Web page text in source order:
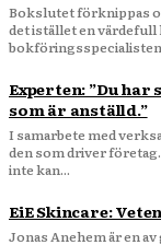
Bokslutet förknippas
det istället en värdefull
Experten: ”Du
som är anställd.”
I samarbete med verksamt.se Influensa eller benbrott
den som driver
inte kan...
EiE Skincare:
Jonas Anehem är en